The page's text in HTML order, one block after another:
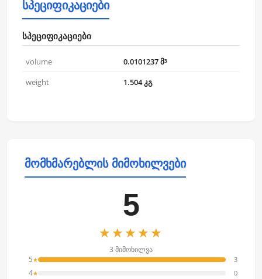
სპეციფიკაციები
სპეციფიკაციები
volume
0.0101237 მ³
weight
1.504 კგ
მომხმარებლის მიმოხილვები
5
★★★★★
3 მიმოხილვა
5★ 3
4★ 0